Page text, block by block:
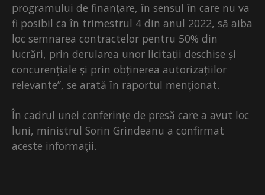
programului de finanțare, în sensul în care nu va
fi posibil ca în trimestrul 4 din anul 2022, să aiba
loc semnarea contractelor pentru 50% din
lucrări, prin derularea unor licitații deschise și
concurențiale și prin obținerea autorizațiilor
relevante”, se arată în raportul menţionat.
În cadrul unei conferinţe de presă care a avut loc
luni, ministrul Sorin Grindeanu a confirmat
aceste informaţii.